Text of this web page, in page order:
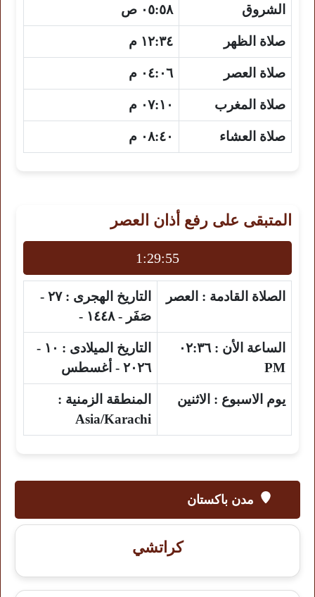
الشروق ٠٥:٥٨ ص
صلاة الظهر ١٢:٣٤ م
صلاة العصر ٠٤:٠٦ م
صلاة المغرب ٠٧:١٠ م
صلاة العشاء ٠٨:٤٠ م
المتبقى على رفع أذان العصر
1:29:54
الصلاة القادمة : العصر التاريخ الهجرى :
٢٧ -
صَفَر - ١٤٤٨ -
الساعة الأن : ٠٢:٣٦
PM
التاريخ الميلادى :
١٠ -
٢٠٢٦ - أغسطس
يوم الاسبوع : الاثنين
المنطقة الزمنية :
Asia/Karachi
مدن باكستان
كراتشي